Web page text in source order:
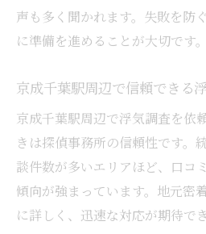
浮気調査の利用傾向
理
は
調査統計が示す信頼
経験者が語る調査依頼時
浮気調査依頼時に感
経験者が選んだ浮気
口コミで分かる浮気
声も多く聞かれます。失敗を防
に準備を進めることが大切です。
京成千葉駅周辺で信頼できる
京成千葉駅周辺で浮気調査を依
きは探偵事務所の信頼性です。
談件数が多いエリアほど、口コ
傾向が強まっています。地元密
に詳しく、迅速な対応が期待でき